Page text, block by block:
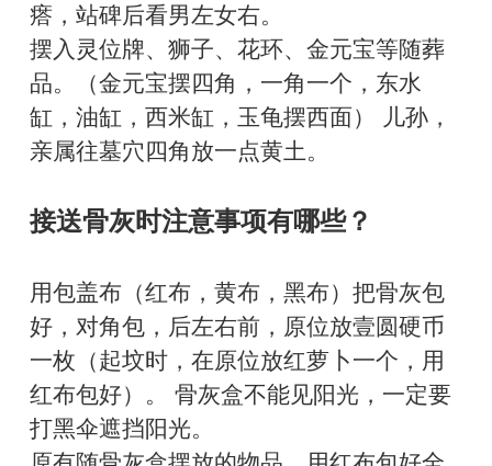
瘩，站碑后看男左女右。
摆入灵位牌、狮子、花环、金元宝等随葬
品。（金元宝摆四角，一角一个，东水
缸，油缸，西米缸，玉龟摆西面） 儿孙，
亲属往墓穴四角放一点黄土。
接送骨灰时注意事项有哪些？
用包盖布（红布，黄布，黑布）把骨灰包
好，对角包，后左右前，原位放壹圆硬币
一枚（起坟时，在原位放红萝卜一个，用
红布包好）。 骨灰盒不能见阳光，一定要
打黑伞遮挡阳光。